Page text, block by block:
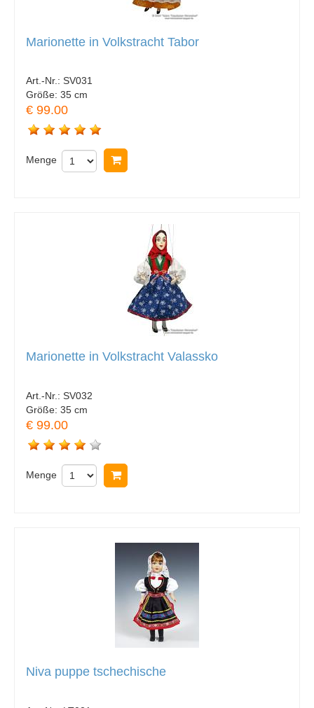
Marionette in Volkstracht Tabor
Art.-Nr.: SV031
Größe: 35 cm
€ 99.00
Menge
Marionette in Volkstracht Valassko
Art.-Nr.: SV032
Größe: 35 cm
€ 99.00
Menge
Niva puppe tschechische